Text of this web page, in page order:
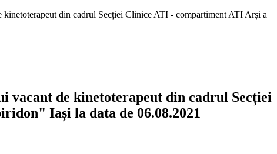
din cadrul Secției Clinice ATI - compartiment ATI Arși a
vacant de kinetoterapeut din cadrul Secției
Iași la data de 06.08.2021